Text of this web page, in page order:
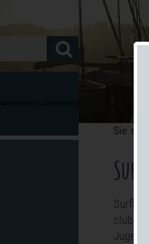
Sie